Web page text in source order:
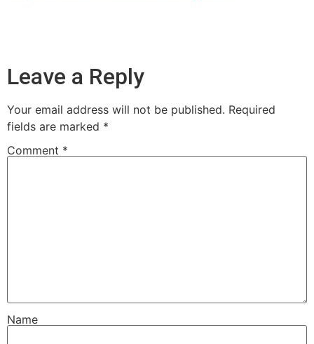
Leave a Reply
Your email address will not be published. Required
fields are marked *
Comment *
Name